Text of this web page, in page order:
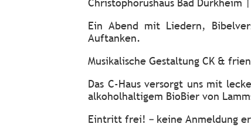
Christophorushaus Bad Dürkheim
Ein Abend mit Liedern,
Auftanken.
Musikalische Gestaltung CK &
Das C-Haus versorgt uns mit
alkoholhaltigem BioBier von
Eintritt frei! – keine Anmeldung